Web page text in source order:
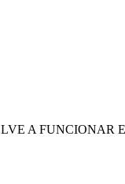
A FUNCIONAR